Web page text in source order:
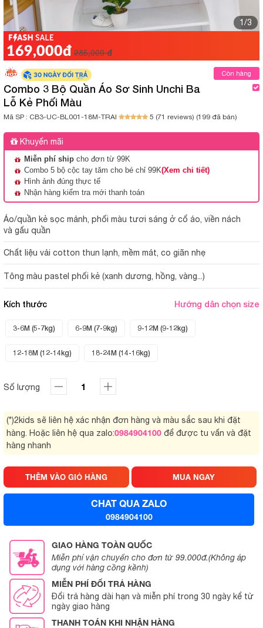
1/3
169,000đ 285,000 đ
Combo 3 Bộ Quần Áo Sơ Sinh Unchi Ba
Lỗ Kẻ Phối Màu
Còn hàng
Mã SP : CB3-UC-BL001-18M-TRAI 5 (71 reviews) (199 đã bán)
Khuyến mãi
Miễn phí ship cho đơn từ 99K
Combo 5 bộ cộc tay tăm cho bé chỉ 99K(Xem chi tiết)
Hình ảnh đúng thực tế
Nhận hàng kiểm tra mới thanh toán
Áo/quần kẻ sọc mảnh, phối màu tươi sáng ở cổ áo, viền nách
và gấu quần
Chất liệu vải cotton thun lạnh, mềm mát, co giãn nhẹ
Tông màu pastel phối kẻ (xanh dương, hồng, vàng...)
Kích thước Hướng dẫn chọn size
3-6M (5-7kg) 6-9M (7-9kg) 9-12M (9-12kg)
12-18M (12-14kg) 18-24M (14-16kg)
Số lượng
(*)2kids sẽ liên hệ xác nhận đơn hàng và màu sắc sau khi đặt
hàng. Hoặc liên hệ qua zalo:0984904100 để được tu vấn và đặt
hàng nhanh
THÊM VÀO GIỎ HÀNG MUA NGAY
CHAT QUA ZALO
0984904100
GIAO HÀNG TOÀN QUỐC
Miễn phí vận chuyển cho đơn từ 99.000đ.(Không áp
dụng với hàng cồng kềnh)
MIỄN PHÍ ĐỔI TRẢ HÀNG
Đổi trả hàng dài hạn và miễn phí trong 30 ngày kể từ
ngày giao hàng
THANH TOÁN KHI NHẬN HÀNG